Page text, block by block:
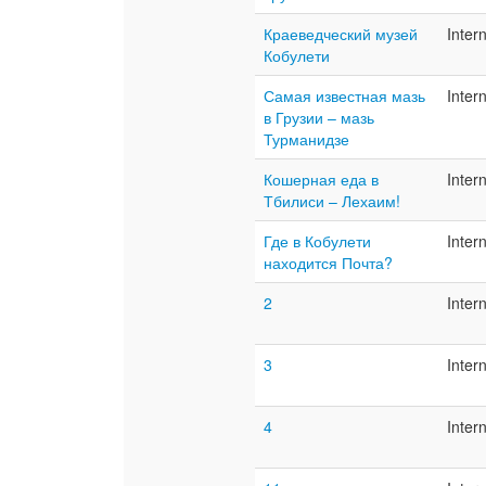
Краеведческий музей
Кобулети
Самая известная мазь
в Грузии – мазь
Турманидзе
Кошерная еда в
Тбилиси – Лехаим!
Где в Кобулети
находится Почта?
2
3
4